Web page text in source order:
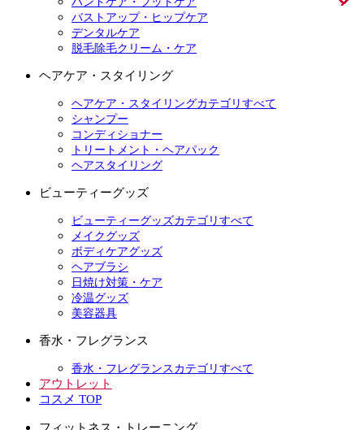
バストアップ・ヒップケア
デンタルケア
脱毛除毛クリーム・ケア
ヘアケア・スタイリング
ヘアケア・スタイリングカテゴリすべて
シャンプー
コンディショナー
トリートメント・ヘアパック
ヘアスタイリング
ビューティーグッズ
ビューティーグッズカテゴリすべて
メイクグッズ
ボディケアグッズ
ヘアブラシ
日焼け対策・ケア
冷温グッズ
美容器具
香水・フレグランス
香水・フレグランスカテゴリすべて
アウトレット
コスメ TOP